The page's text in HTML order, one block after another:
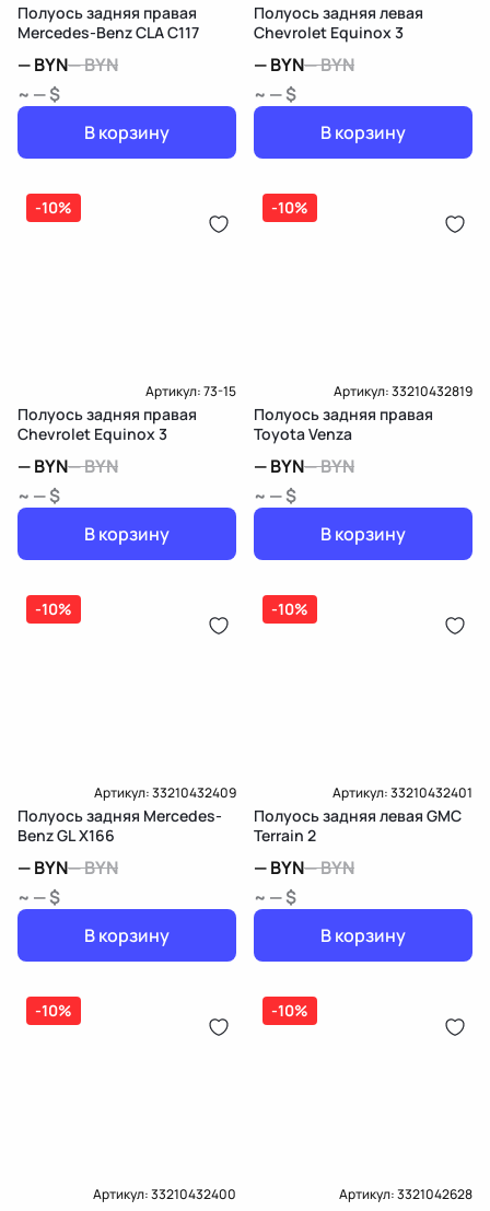
Полуось задняя правая
Mercedes-Benz CLA C117
—BYN—BYN
~ — $
В корзину
Полуось задняя левая
Chevrolet Equinox 3
—BYN—BYN
~ — $
В корзину
-10%
Артикул:73-15
Полуось задняя правая
Chevrolet Equinox 3
—BYN—BYN
~ — $
В корзину
-10%
Артикул:33210432819
Полуось задняя правая
Toyota Venza
—BYN—BYN
~ — $
В корзину
-10%
Артикул:33210432409
Полуось задняя Mercedes-
Benz GL X166
—BYN—BYN
~ — $
В корзину
-10%
Артикул:33210432401
Полуось задняя левая GMC
Terrain 2
—BYN—BYN
~ — $
В корзину
-10%
Артикул:33210432400
-10%
Артикул:3321042628